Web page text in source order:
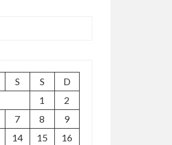
S S
D
1
2
7 8
9
14 15
16